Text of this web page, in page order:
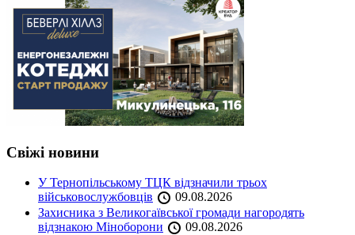
Свіжі новини
У Тернопільському ТЦК відзначили трьох
військовослужбовців
09.08.2026
Захисника з Великогаївської громади нагородять
відзнакою Міноборони
09.08.2026